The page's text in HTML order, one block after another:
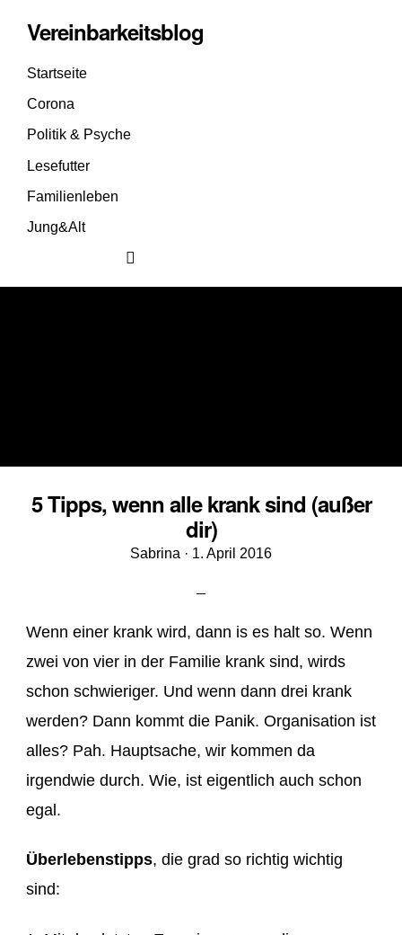
Vereinbarkeitsblog
Startseite
Corona
Politik & Psyche
Lesefutter
Familienleben
Jung&Alt
5 Tipps, wenn alle krank sind (außer
dir)
Sabrina · Veröffentlicht
1. April 2016
Wenn einer krank wird, dann is es halt so. Wenn
zwei von vier in der Familie krank sind, wirds
schon schwieriger. Und wenn dann drei krank
werden? Dann kommt die Panik. Organisation ist
alles? Pah. Hauptsache, wir kommen da
irgendwie durch. Wie, ist eigentlich auch schon
egal.
Überlebenstipps, die grad so richtig wichtig
sind: